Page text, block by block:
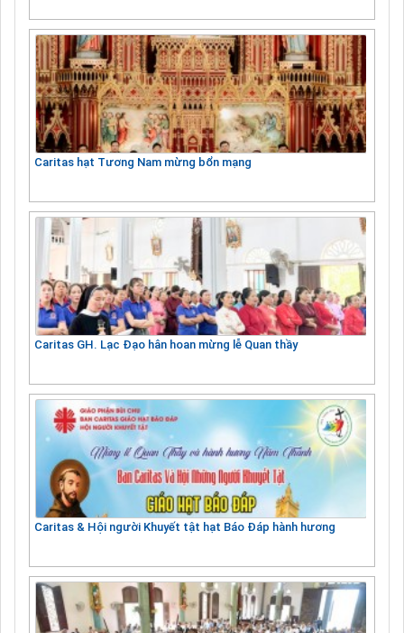
Caritas hạt Tương Nam mừng bổn mạng
Caritas GH. Lạc Đạo hân hoan mừng lễ Quan thầy
Caritas & Hội người Khuyết tật hạt Báo Đáp hành hương